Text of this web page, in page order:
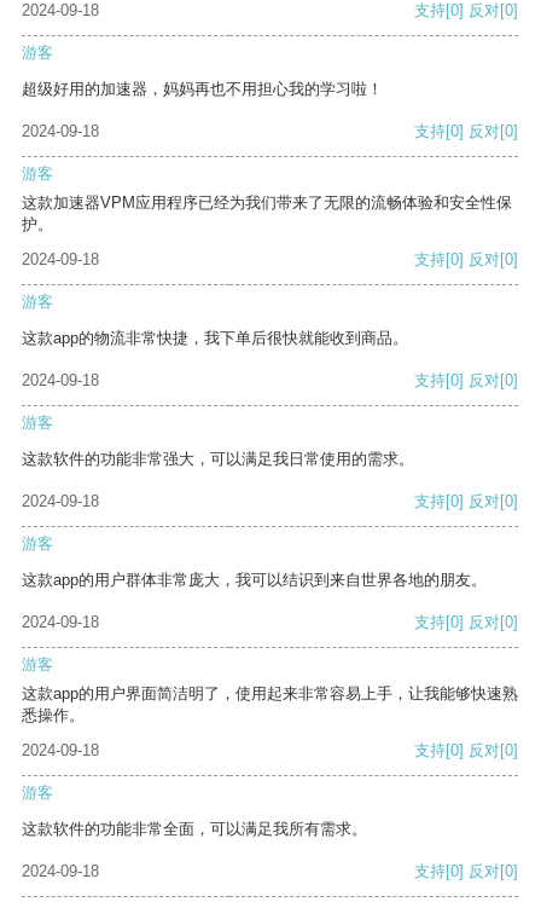
2024-09-18 支持[0] 反对[0]
游客
超级好用的加速器，妈妈再也不用担心我的学习啦！
2024-09-18 支持[0] 反对[0]
游客
这款加速器VPM应用程序已经为我们带来了无限的流畅体验和安全性保
护。
2024-09-18
支持[0] 反对[0]
游客
这款app的物流非常快捷，我下单后很快就能收到商品。
2024-09-18 支持[0] 反对[0]
游客
这款软件的功能非常强大，可以满足我日常使用的需求。
2024-09-18 支持[0] 反对[0]
游客
这款app的用户群体非常庞大，我可以结识到来自世界各地的朋友。
2024-09-18 支持[0] 反对[0]
游客
这款app的用户界面简洁明了，使用起来非常容易上手，让我能够快速熟
悉操作。
2024-09-18
支持[0] 反对[0]
游客
这款软件的功能非常全面，可以满足我所有需求。
2024-09-18 支持[0] 反对[0]